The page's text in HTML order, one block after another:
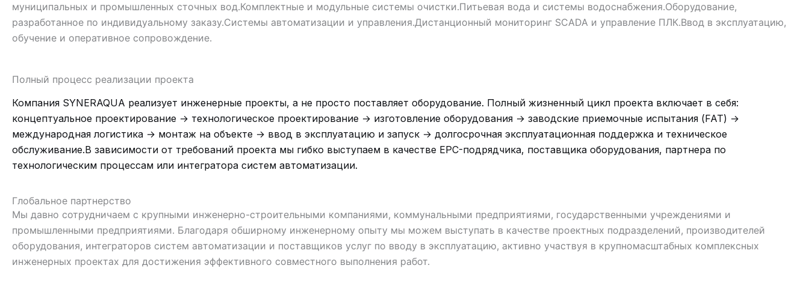
муниципальных и промышленных сточных вод.Комплектные и модульные системы очистки.Питьевая вода и системы водоснабжения.Оборудование,
разработанное по индивидуальному заказу.Системы автоматизации и управления.Дистанционный мониторинг SCADA и управление ПЛК.Ввод в эксплуатацию,
обучение и оперативное сопровождение.
Полный процесс реализации проекта
Компания SYNERAQUA реализует инженерные проекты, а не просто поставляет оборудование. Полный жизненный цикл проекта включает в себя:
концептуальное проектирование → технологическое проектирование → изготовление оборудования → заводские приемочные испытания (FAT) →
международная логистика → монтаж на объекте → ввод в эксплуатацию и запуск → долгосрочная эксплуатационная поддержка и техническое
обслуживание.В зависимости от требований проекта мы гибко выступаем в качестве EPC-подрядчика, поставщика оборудования, партнера по
технологическим процессам или интегратора систем автоматизации.
Глобальное партнерство
Мы давно сотрудничаем с крупными инженерно-строительными компаниями, коммунальными предприятиями, государственными учреждениями и
промышленными предприятиями. Благодаря обширному инженерному опыту мы можем выступать в качестве проектных подразделений, производителей
оборудования, интеграторов систем автоматизации и поставщиков услуг по вводу в эксплуатацию, активно участвуя в крупномасштабных комплексных
инженерных проектах для достижения эффективного совместного выполнения работ.